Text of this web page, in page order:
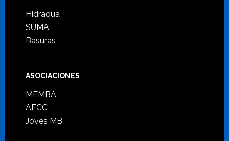
Hidraqua
SUMA
Basuras
ASOCIACIONES
MEMBA
AECC
Joves MB